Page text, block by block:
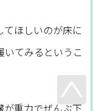
ほしいのが床に
てみるというこ
が重力でぜんぶ下